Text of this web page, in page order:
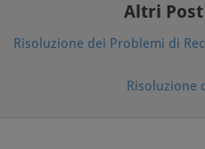
Altri
Risoluzione dei Problemi di
Risoluzione